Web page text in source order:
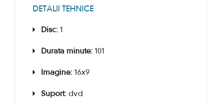
DETALII TEHNICE
Disc: 1
Durata minute: 101
Imagine: 16x9
Suport: dvd